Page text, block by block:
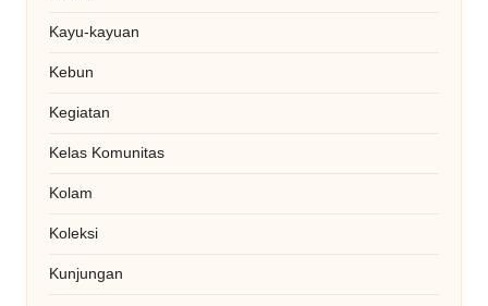
Kayu-kayuan
Kebun
Kegiatan
Kelas Komunitas
Kolam
Koleksi
Kunjungan